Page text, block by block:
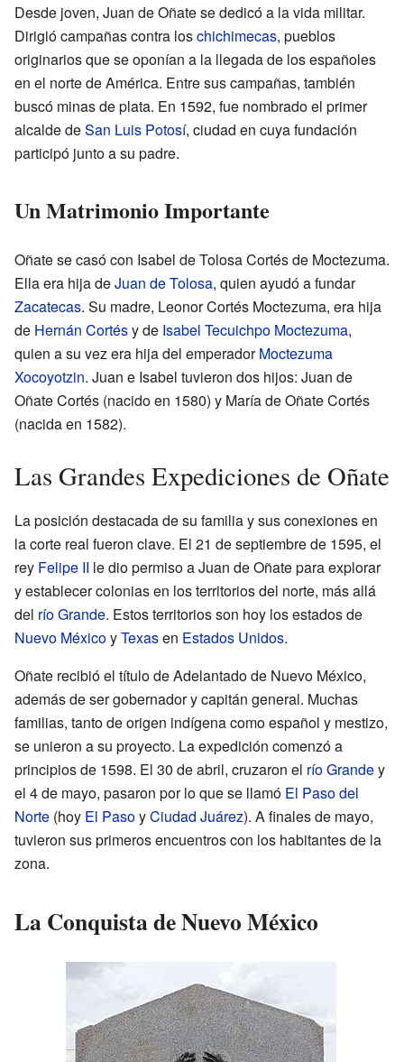
Desde joven, Juan de Oñate se dedicó a la vida militar.
Dirigió campañas contra loschichimecas, pueblos
originarios que se oponían a la llegada de los españoles
en el norte de América. Entre sus campañas, también
buscó minas de plata. En 1592, fue nombrado el primer
alcalde deSan Luis Potosí, ciudad en cuya fundación
participó junto a su padre.
Un Matrimonio Importante
Oñate se casó con Isabel de Tolosa Cortés de Moctezuma.
Ella era hija deJuan de Tolosa, quien ayudó a fundar
Zacatecas. Su madre, Leonor Cortés Moctezuma, era hija
de Hernán Cortésy de Isabel Tecuichpo Moctezuma,
quien a su vez era hija del emperadorMoctezuma
Xocoyotzin. Juan e Isabel tuvieron dos hijos: Juan de
Oñate Cortés (nacido en 1580) y María de Oñate Cortés
(nacida en 1582).
Las Grandes Expediciones de Oñate
La posición destacada de su familia y sus conexiones en
la corte real fueron clave. El 21 de septiembre de 1595, el
rey Felipe II le dio permiso a Juan de Oñate para explorar
y establecer colonias en los territorios del norte, más allá
del río Grande. Estos territorios son hoy los estados de
Nuevo MéxicoyTexasen Estados Unidos.
Oñate recibió el título de Adelantado de Nuevo México,
además de ser gobernador y capitán general. Muchas
familias, tanto de origen indígena como español y mestizo,
se unieron a su proyecto. La expedición comenzó a
principios de 1598. El 30 de abril, cruzaron el río Grandey
el 4 de mayo, pasaron por lo que se llamó El Paso del
Norte (hoy El PasoyCiudad Juárez). A finales de mayo,
tuvieron sus primeros encuentros con los habitantes de la
zona.
La Conquista de Nuevo México